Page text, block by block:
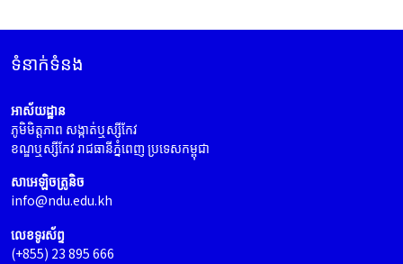
ទំនាក់ទំនង
អាស័យដ្ឋាន
ភូមិមិត្តភាព សង្កាត់ឬស្សីកែវ
ខណ្ឌឬស្សីកែវ រាជធានីភ្នំពេញ ប្រទេសកម្ពុជា
សាអេឡិចត្រូនិច
info@ndu.edu.kh
លេខទូរស័ព្ទ
(+855) 23 895 666